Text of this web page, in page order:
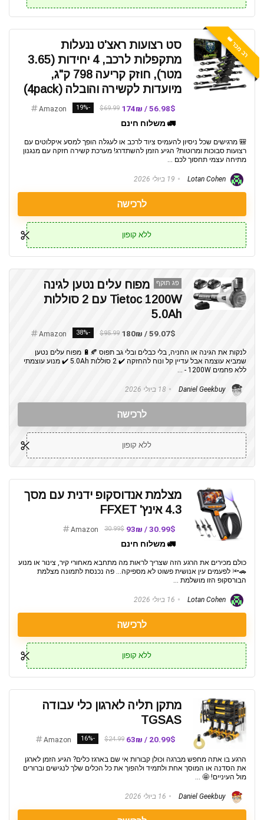
רב מכר 👑
סט רצועות ראצ'ט ננעלות
מתקפלות לרכב, 4 יחידות (3.65
מטר), חוזק קריעה 798 ק"ג,
מיועדות לקשירה והובלה (4pack)
56.98$ / 174₪
$69.99
-19%
Amazon
🚛 משלוח חינם
🎒 מרגישים שכל ניסיון להעמיס ציוד לרכב או לעגלה הופך למסע איקלוטים עם
רצועות סבוכות ומרוטות? הגיע הזמן להשתדרג! מערכת קשירה חזקה עם מנגנון
מתיחה עצמי תחסוך לכם ...
19 ביולי 2026
לרכישה
ללא קופון
פג תוקף
מפוח עלים נטען לגינה
Tietoc 1200W עם 2 סוללות
5.0Ah
59.07$ / 180₪
$95.99
-38%
Amazon
לנקות את הגינה או החניה, בלי כבלים ובלי גב תפוס 🍂🔋 מפוח עלים נטען
שמביא עוצמה אבל עדיין קל ונוח להחזקה ✔️ 2 סוללות 5.0Ah ✔️ מנוע עוצמתי
ללא פחמים 1200W - ...
18 ביולי 2026
לרכישה
ללא קופון
מצלמת אנדוסקופ ידנית עם מסך
4.3 אינץ' FFXET
30.99$ / 93₪
30.99$
Amazon
🚛 משלוח חינם
כולם מכירים את הרגע הזה שצריך לראות מה מתחבא מאחורי קיר, צינור או מנוע
🚗🔦 לפעמים עין אנושית פשוט לא מספיקה... פה נכנסת לתמונה מצלמת
הבורסקופ הזו מושלמת ...
16 ביולי 2026
לרכישה
ללא קופון
מתקן תליה לארגון כלי עבודה
TGSAS
20.99$ / 63₪
$24.99
-16%
Amazon
הרגע בו אתה מחפש מברגה וכולן קבורות אי שם בארגז כלים? הגיע הזמן לארגן
את הסדנה או המוסך אחת ולתמיד ולהפוך את כל הכלים שלך לנגישים וברורים
מול העיניים! 🤩️ ...
16 ביולי 2026